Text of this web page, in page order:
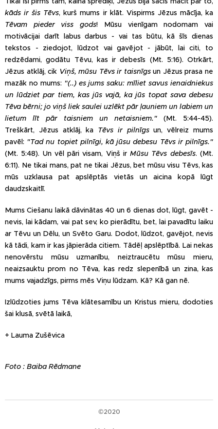
kāds ir šis Tēvs, kurš mums ir klāt. Vispirms Jēzus mācīja, ka
Tēvam pieder viss gods! Mūsu vienīgam nodomam vai
motivācijai darīt labus darbus - vai tas būtu, kā šīs dienas
tekstos - ziedojot, lūdzot vai gavējot - jābūt, lai citi, to
redzēdami, godātu Tēvu, kas ir debesīs (Mt. 5:16). Otrkārt,
Jēzus atklāj, cik Viņš, mūsu Tēvs ir taisnīgsun Jēzus prasa ne
mazāk no mums: "(..) es jums saku: mīliet savus ienaidniekus
un lūdziet par tiem, kas jūs vajā, ka jūs topat sava debesu
Tēva bērni; jo viņš liek saulei uzlēkt pār ļauniem un labiem un
lietum līt pār taisniem un netaisniem." (Mt. 5:44-45).
Treškārt, Jēzus atklāj, ka Tēvs ir pilnīgsun, vēlreiz mums
pavēl: "Tad nu topiet pilnīgi, kā jūsu debesu Tēvs ir pilnīgs."
(Mt. 5:48). Un vēl pāri visam, Viņš irMūsu Tēvs debesīs. (Mt.
6:11). Ne tikai mans, pat ne tikai Jēzus, bet mūsu visu Tēvs, kas
mūs uzklausa pat apslēptās vietās un aicina kopā lūgt
daudzskaitlī.
Mums Ciešanu laikā dāvinātas 40 un 6 dienas dot, lūgt, gavēt -
nevis, lai kādam, vai pat sev, ko pierādītu, bet, lai pavadītu laiku
ar Tēvu un Dēlu, un Svēto Garu. Dodot, lūdzot, gavējot, nevis
kā tādi, kam ir kas jāpierāda citiem. Tādēļ apslēptībā. Lai nekas
nenovērstu mūsu uzmanību, neiztraucētu mūsu mieru,
neaizsauktu prom no Tēva, kas redz slepenībā un zina, kas
mums vajadzīgs, pirms mēs Viņu lūdzam. Kā? Kā gan nē.
Izlūdzoties jums Tēva klātesamību un Kristus mieru, dodoties
šai klusā, svētā laikā,
+ Lauma Zušēvica
Foto : Baiba Rēdmane
©2020